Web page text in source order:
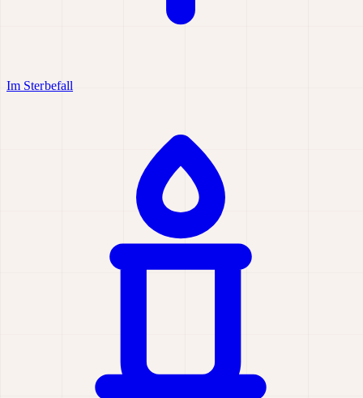
Im Sterbefall